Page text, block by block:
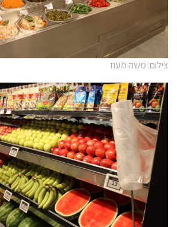
צילום: משה מעוז